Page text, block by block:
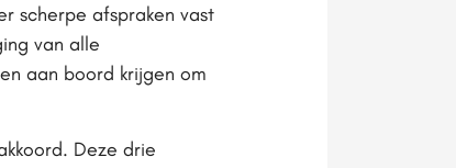
scherpe afspraken vast
van alle
aan boord krijgen om
Deze drie